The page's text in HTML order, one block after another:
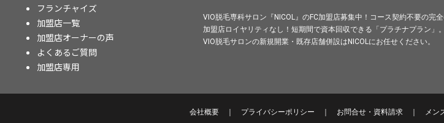
フランチャイズ
加盟店一覧
加盟店オーナーの声
よくあるご質問
加盟店専用
VIO脱毛専科サロン『NICOL』のFC加盟店募集中！コース契約不要の完
加盟店ロイヤリティなし！短期間で資本回収できる「プラチナプラン
VIO脱毛サロンの新規開業・既存店舗併設はNICOLにお任せください。
会社概要｜ プライバシーポリシー ｜ お問合せ・資料請求｜ メン